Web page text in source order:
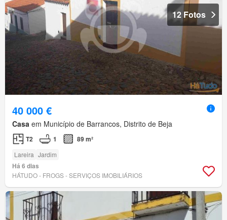
12 Fotos
40 000 €
Casa em Município de Barrancos, Distrito de Beja
T2 1 89 m²
Lareira Jardim
Há 6 dias
HÁTUDO - FROGS - SERVIÇOS IMOBILIÁRIOS